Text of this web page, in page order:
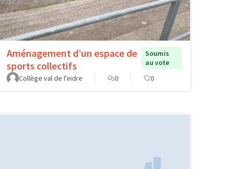
Aménagement d’un espace de
sports collectifs
Soumis
au vote
Collège val de l'indre
0 0